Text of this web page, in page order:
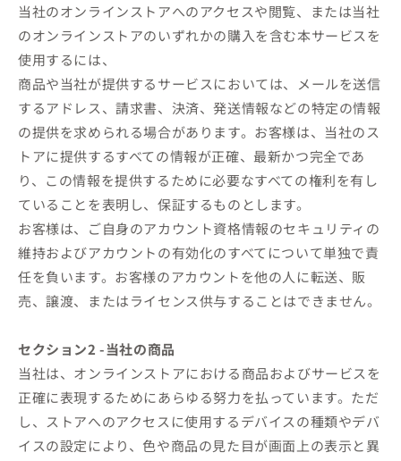
当社のオンラインストアへのアクセスや閲覧、または当社
のオンラインストアのいずれかの購入を含む本サービスを
使用するには、
商品や当社が提供するサービスにおいては、メールを送信
するアドレス、請求書、決済、発送情報などの特定の情報
の提供を求められる場合があります。お客様は、当社のス
トアに提供するすべての情報が正確、最新かつ完全であ
り、この情報を提供するために必要なすべての権利を有し
ていることを表明し、保証するものとします。
お客様は、ご自身のアカウント資格情報のセキュリティの
維持およびアカウントの有効化のすべてについて単独で責
任を負います。お客様のアカウントを他の人に転送、販
売、譲渡、またはライセンス供与することはできません。
セクション2 -当社の商品
当社は、オンラインストアにおける商品およびサービスを
正確に表現するためにあらゆる努力を払っています。ただ
し、ストアへのアクセスに使用するデバイスの種類やデバ
イスの設定により、色や商品の見た目が画面上の表示と異